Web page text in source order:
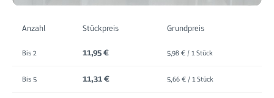
Anzahl Stückpreis Grundpreis
Bis2 11,95 € 5,98 € / 1 Stück
Bis 5 11,31 € 5,66 € / 1 Stück